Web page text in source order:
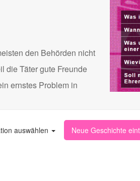
den Behörden nicht
die Täter gute Freunde
ernstes Problem in